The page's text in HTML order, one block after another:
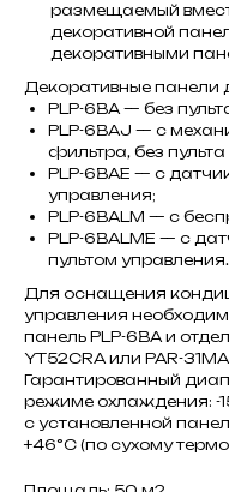
размещаемый
декоративной
декоративными
Декоративные панели
PLP-6BA — без
PLP-6BAJ — с
фильтра, без
PLP-6BAE — с
управления;
PLP-6BALM — с
PLP-6BALME — с
пультом управления.
Для оснащения
управления
панель PLP-6BA и
YT52CRA или PAR-
Гарантированный
режиме охлаждения: -
c установленной
+46°C (по сухому